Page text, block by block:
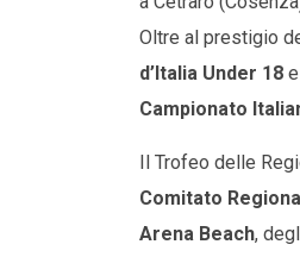
Oltre al prestigio
d’Italia Under 18
Campionato
Il Trofeo delle
Comitato
Arena Beach,